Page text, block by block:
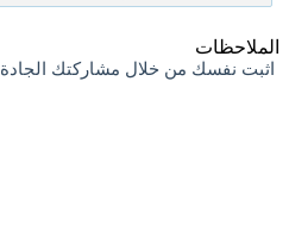
الملاحظات
اثبت نفسك من خلال مشاركتك الجادة